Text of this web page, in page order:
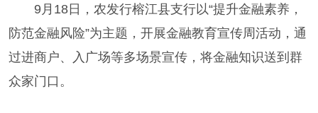
9月18日，农发行榕江县支行以“提升金融素养，
防范金融风险”为主题，开展金融教育宣传周活动，通
过进商户、入广场等多场景宣传，将金融知识送到群
众家门口。